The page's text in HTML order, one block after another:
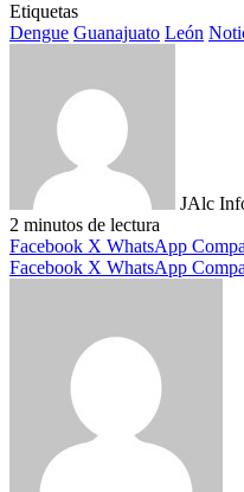
Etiquetas
Dengue Guanajuato León
JAlc
2 minutos de lectura
Facebook X WhatsApp
Facebook X WhatsApp